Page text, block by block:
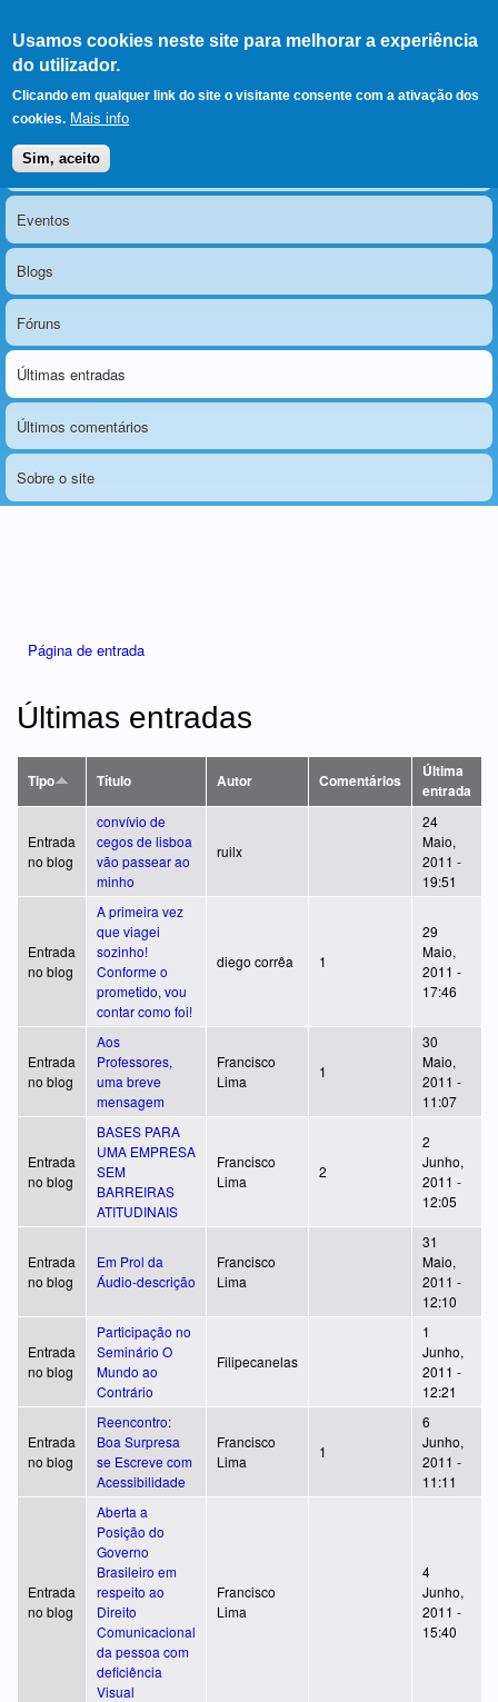
Usamos cookies neste site para melhorar a experiência
do utilizador.
Clicando em qualquer link do site o visitante consente com a ativação dos
cookies. Mais info
Sim, aceito
LERPARAVER , ir para a
página principal
O portal da visão diferente
Menu principal
Notícias
Eventos
Blogs
Fóruns
Últimas entradas
Últimos comentários
Sobre o site
Página de entrada
Últimas entradas
Tipo Título Autor Comentários
Última
entrada
Entrada
no blog
convívio de
cegos de lisboa
vão passear ao
minho
ruilx
24
Maio,
2011 -
19:51
Entrada
no blog
A primeira vez
que viagei
sozinho!
Conforme o
prometido, vou
contar como foi!
diego corrêa 1
29
Maio,
2011 -
17:46
Entrada
no blog
Aos
Professores,
uma breve
mensagem
Francisco
Lima
1
30
Maio,
2011 -
11:07
Entrada
no blog
BASES PARA
UMA EMPRESA
SEM
BARREIRAS
ATITUDINAIS
Francisco
Lima
2
2
Junho,
2011 -
12:05
Entrada
no blog
Em Prol da
Áudio-descrição
Francisco
Lima
31
Maio,
2011 -
12:10
Entrada
no blog
Participação no
Seminário O
Mundo ao
Contrário
Filipecanelas
1
Junho,
2011 -
12:21
Entrada
no blog
Reencontro:
Boa Surpresa
se Escreve com
Acessibilidade
Francisco
Lima
1
6
Junho,
2011 -
11:11
Entrada
no blog
Aberta a
Posição do
Governo
Brasileiro em
respeito ao
Direito
Comunicacional
da pessoa com
deficiência
Visual
Francisco
Lima
4
Junho,
2011 -
15:40